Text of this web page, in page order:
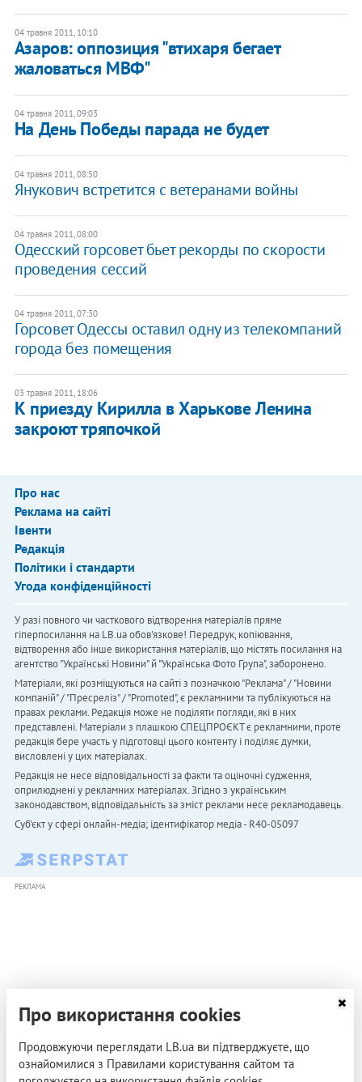
04 травня 2011, 10:10
​Азаров: оппозиция "втихаря бегает
жаловаться МВФ"
04 травня 2011, 09:03
​На День Победы парада не будет
04 травня 2011, 08:50
​Янукович встретится с ветеранами войны
04 травня 2011, 08:00
Одесский горсовет бьет рекорды по скорости
проведения сессий
04 травня 2011, 07:30
Горсовет Одессы оставил одну из телекомпаний
города без помещения
03 травня 2011, 18:06
К приезду Кирилла в Харькове Ленина
закроют тряпочкой
Про нас
Реклама на сайті
Івенти
Редакція
Політики і стандарти
Угода конфіденційності
У разі повного чи часткового відтворення матеріалів пряме
гіперпосилання на LB.ua обов'язкове! Передрук, копіювання,
відтворення або інше використання матеріалів, що містять посилання на
агентство "Українськi Новини" й "Українська Фото Група", заборонено.
Матеріали, які розміщуються на сайті з позначкою "Реклама" / "Новини
компаній" / "Пресреліз" / "Promoted", є рекламними та публікуються на
правах реклами. Редакція може не поділяти погляди, які в них
представлені. Матеріали з плашкою СПЕЦПРОЄКТ є рекламними, проте
редакція бере участь у підготовці цього контенту і поділяє думки,
висловлені у цих матеріалах.
Редакція не несе відповідальності за факти та оціночні судження,
оприлюднені у рекламних матеріалах. Згідно з українським
законодавством, відповідальність за зміст реклами несе рекламодавець.
Cуб'єкт у сфері онлайн-медіа; ідентифікатор медіа - R40-05097
РЕКЛАМА
Про використання cookies
Продовжуючи переглядати LB.ua ви підтверджуєте, що
ознайомилися з Правилами користування сайтом та